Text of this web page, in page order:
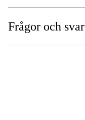
Frågor och svar